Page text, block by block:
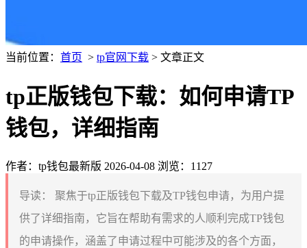
当前位置： 首页 > tp官网下载 > 文章正文
tp正版钱包下载：如何申请TP
钱包，详细指南
作者：tp钱包最新版 2026-04-08 浏览：1127
导读：
聚焦于tp正版钱包下载及TP钱包申请，为用户提
供了详细指南，它旨在帮助有需求的人顺利完成TP钱包
的申请操作，涵盖了申请过程中可能涉及的各个方面，